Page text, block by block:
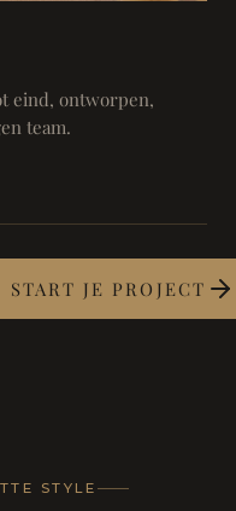
eind, ontworpen,
team.
START JE PROJECT
STYLE